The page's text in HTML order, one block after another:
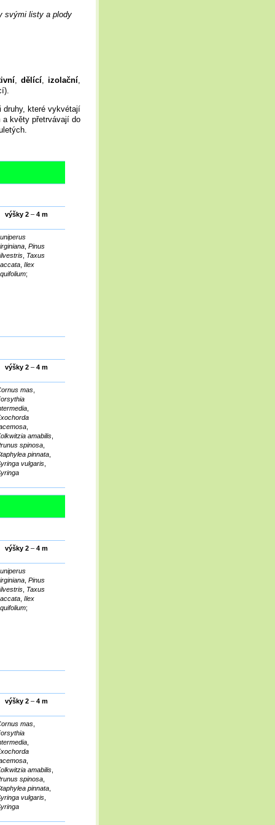
svými listy a plody
, dělící,izolační
druhy, které vykvétají
květy přetrvávají do
výšky 2 –4 m
Pinus
Taxus
Ilex
;
výšky 2 –4 m
mas
amabilis
spinosa
pinnata
vulgaris
výšky 2 – 4 m
Pinus
Taxus
Ilex
;
výšky 2 – 4 m
mas
amabilis
spinosa
pinnata
vulgaris